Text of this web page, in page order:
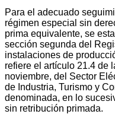
Para el adecuado
régimen especial sin
prima equivalente, se
sección segunda del
instalaciones de
refiere el artículo 21.4 de
noviembre, del Sector
de Industria, Turismo y
denominada, en lo
sin retribución primada.